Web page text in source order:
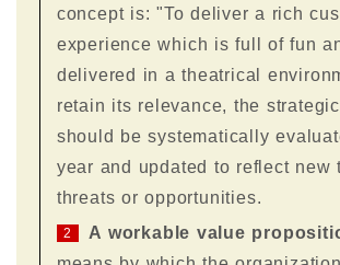
concept is: "To deliver a rich
experience which is full of fun
delivered in a theatrical
retain its relevance, the
should be systematically
year and updated to reflect new
threats or opportunities.
2 A workable value